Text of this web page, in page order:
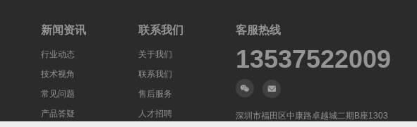
新闻资讯
行业动态
技术视角
常见问题
产品答疑
联系我们
关于我们
联系我们
售后服务
人才招聘
客服热线
13537522009
深圳市福田区中康路卓越城二期B座1303